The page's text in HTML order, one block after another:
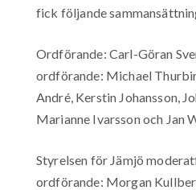
fick följande
Ordförande: Carl-Göran
ordförande: Michael
André, Kerstin Johansson,
Marianne Ivarsson och Jan
Styrelsen för Jämjö
ordförande: Morgan